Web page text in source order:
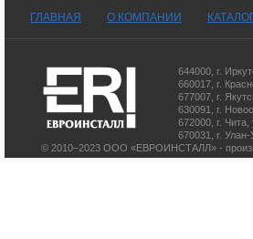
ГЛАВНАЯ О КОМПАНИИ
644000 г.
660017 г.
677007 г.
630091
г.
672000 г. Чита
670031
г. Улан-
© 2010–2023 ООО «ЕВРОИНСТАЛЛ» -